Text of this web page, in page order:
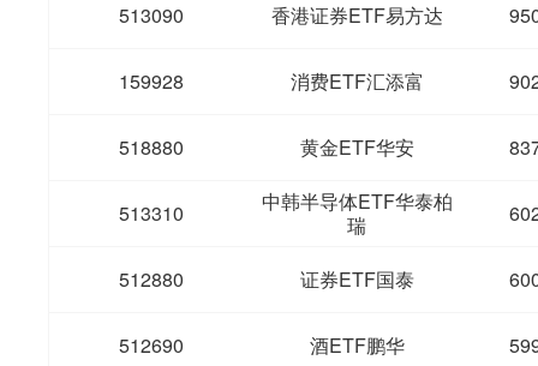
513090 香港证券ETF易方达
159928 消费ETF汇添富
518880 黄金ETF华安
513310
中韩半导体ETF华泰柏
瑞
512880 证券ETF国泰
512690 酒ETF鹏华